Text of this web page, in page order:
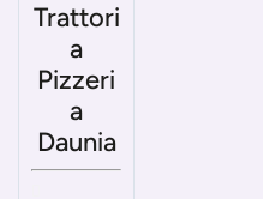
Trattori
a
Pizzeri
a
Daunia